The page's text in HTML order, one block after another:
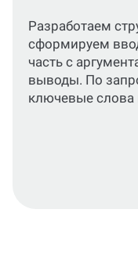
Подготовим
оформлением